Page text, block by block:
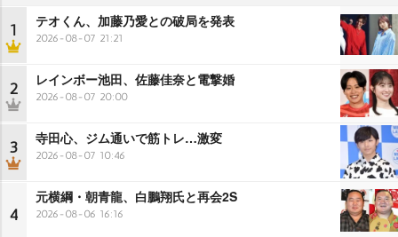
1 テオくん、加藤乃愛との破局を発表
2026-08-07 21:21
2 レインボー池田、佐藤佳奈と電撃婚
2026-08-07 20:00
3 寺田心、ジム通いで筋トレ…激変
2026-08-07 10:46
4
元横綱・朝青龍、白鵬翔氏と再会2S
2026-08-06 16:16